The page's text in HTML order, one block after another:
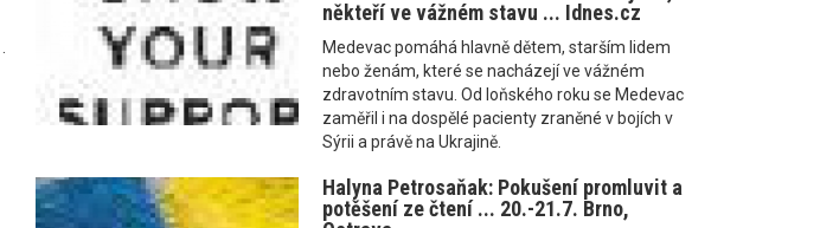
někteří ve vážném stavu ... Idnes.cz
Medevac pomáhá hlavně dětem, starším lidem
nebo ženám, které se nacházejí ve vážném
zdravotním stavu. Od loňského roku se Medevac
zaměřil i na dospělé pacienty zraněné v bojích v
Sýrii a právě na Ukrajině.
Halyna Petrosaňak: Pokušení promluvit a
potěšení ze čtení ... 20.-21.7. Brno,